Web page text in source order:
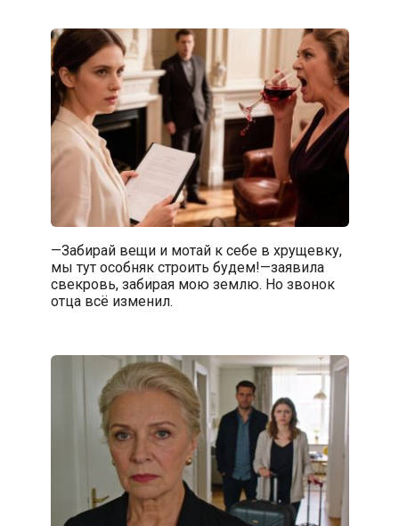
—Забирай вещи и мотай к себе в хрущевку,
мы тут особняк строить будем!—заявила
свекровь, забирая мою землю. Но звонок
отца всё изменил.